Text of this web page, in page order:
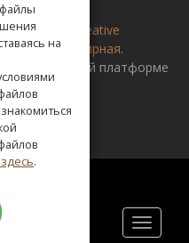
лицензии Creative
4.0 Всемирная.
издательской платформе
history
Toggle
на
.